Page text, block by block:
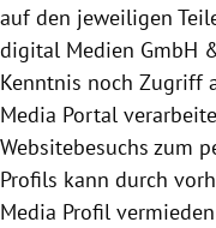
auf den jeweiligen
digital Medien GmbH
Kenntnis noch Zugriff
Media Portal
Websitebesuchs zum
Profils kann durch
Media Profil